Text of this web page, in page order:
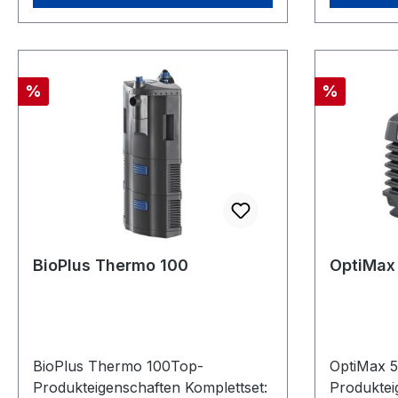
Rabatt
%
BioPlus Thermo 100
BioPlus Thermo 100Top-
Produkteigenschaften Komplettset:
Rabatt
%
OptiMax